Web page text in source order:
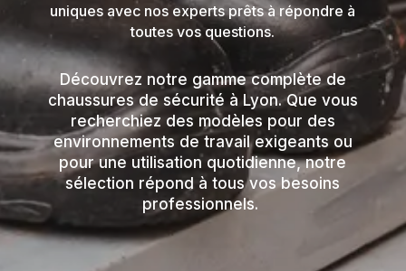
uniques avec nos experts prêts à répondre à
toutes vos questions.
Découvrez notre gamme complète de
chaussures de sécurité à Lyon. Que vous
recherchiez des modèles pour des
environnements de travail exigeants ou
pour une utilisation quotidienne, notre
sélection répond à tous vos besoins
professionnels.